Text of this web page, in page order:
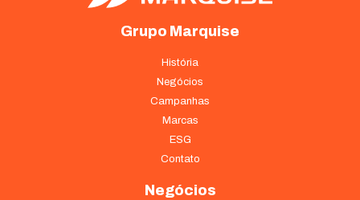
Grupo Marquise
História
Negócios
Campanhas
Marcas
ESG
Contato
Negócios